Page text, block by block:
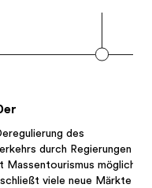
des
durch Regierungen
Massentourismus möglich.
viele neue Märkte